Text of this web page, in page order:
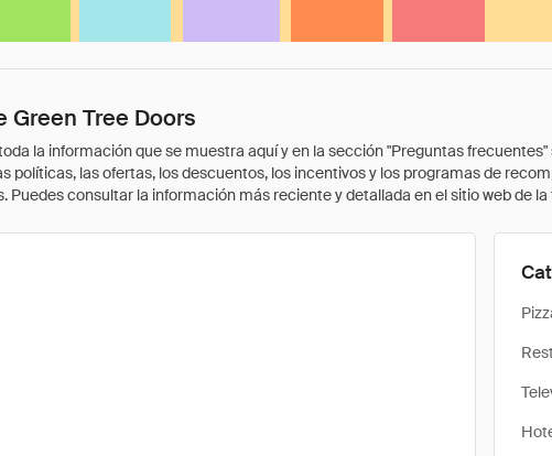
Green Tree Doors
la información que se muestra aquí y en la sección "Preguntas
políticas, las ofertas, los descuentos, los incentivos y los programas de
Puedes consultar la información más reciente y detallada en el sitio web de la